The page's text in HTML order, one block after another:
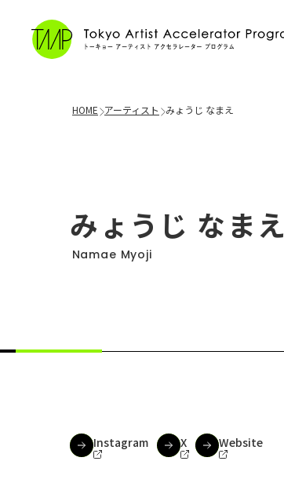
HOME アーティスト みょうじ なまえ
みょうじ なまえ
Namae Myoji
Instagram X Website